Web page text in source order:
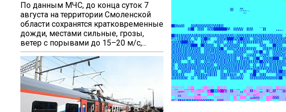
По данным МЧС, до конца суток 7
августа на территории Смоленской
области сохранятся кратковременные
дожди, местами сильные, грозы,
ветер с порывами до 15–20 м/с,...